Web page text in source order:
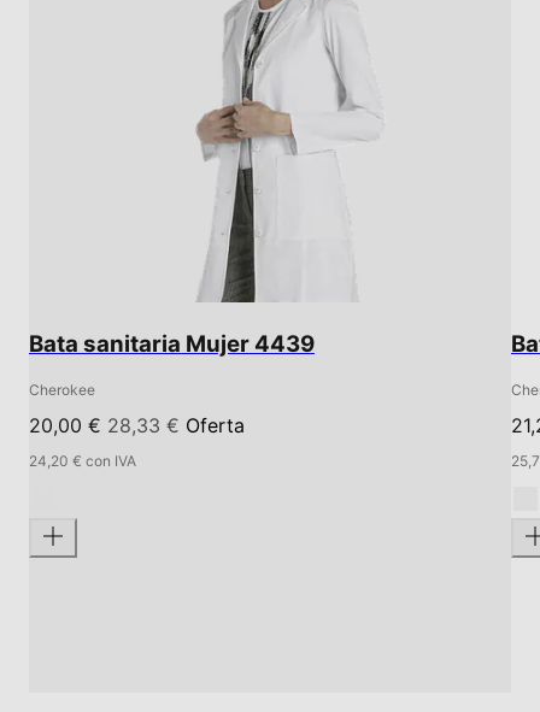
Bata sanitaria Mujer 4439
Cherokee
20,00 € 28,33 € Oferta
24,20 € con IVA